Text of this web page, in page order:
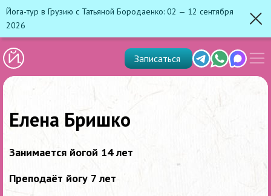
Йога-тур в Грузию с Татьяной Бородаенко: 02 — 12 сентября
2026
TelegramWhats'app
Max
Записаться
меню
Елена Бришко
Занимается йогой 14 лет
Преподаёт йогу 7 лет